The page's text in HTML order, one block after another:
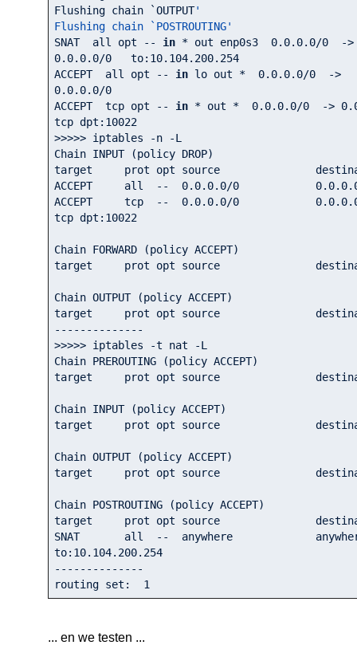
Flushing chain
`OUTPUT'
Flushing chain `POSTROUTING'
SNAT  all opt -- in * out enp0s3 0.0.0.0/0
0.0.0.0/0
   to:
10.104.200.254
ACCEPT  all opt -- in lo out * 0.0.0.0/0
0.0.0.0/0
ACCEPT  tcp opt -- in * out * 0.0.0.0/0
  ->
tcp dpt: 10022
>>>>> iptables -n -L
Chain INPUT (policy DROP)
target     prot opt source
ACCEPT     all  -- 0.0.0.0/0 0.0.0
ACCEPT     tcp  -- 0.0.0.0/0 0.0.0
tcp dpt: 10022
Chain FORWARD (policy ACCEPT)
target     prot opt source
Chain OUTPUT (policy ACCEPT)
target     prot opt source
--------------
>>>>> iptables -t nat -L
Chain PREROUTING (policy ACCEPT)
target     prot opt source
Chain INPUT (policy ACCEPT)
target     prot opt source
Chain OUTPUT (policy ACCEPT)
target     prot opt source
Chain POSTROUTING (policy ACCEPT)
target     prot opt source
SNAT       all  --  anywhere
to: 10.104.200.254
--------------
routing set: 1
... en we testen ...